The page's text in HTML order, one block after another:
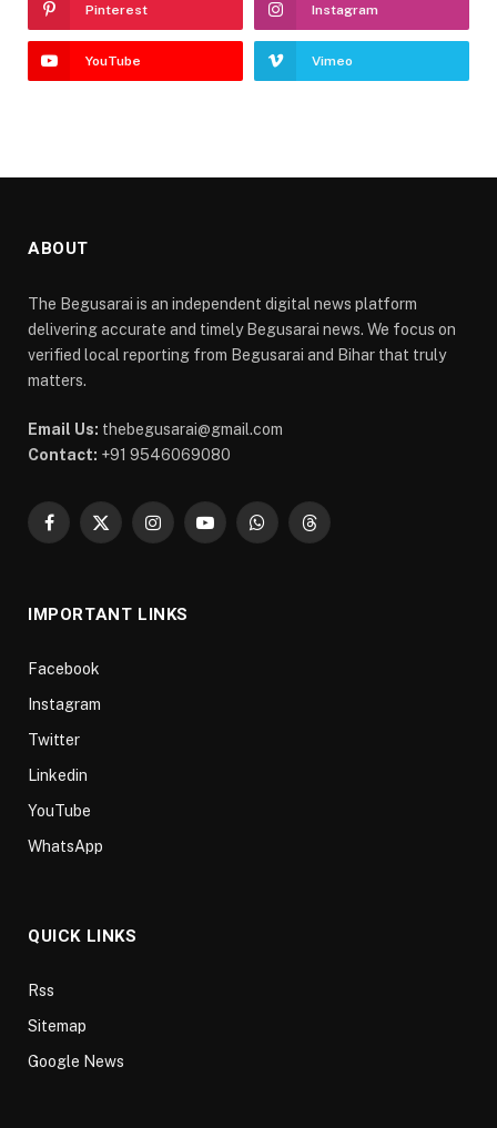
Pinterest Instagram
YouTube Vimeo
ABOUT
The Begusarai is an independent digital news platform
delivering accurate and timely Begusarai news. We focus on
verified local reporting from Begusarai and Bihar that truly
matters.
Email Us: thebegusarai@gmail.com
Contact: +91 9546069080
Facebook
X
InstagramYouTubeWhatsAppThreads
IMPORTANT LINKS
Facebook
Instagram
Twitter
Linkedin
YouTube
WhatsApp
QUICK LINKS
Rss
Sitemap
Google News